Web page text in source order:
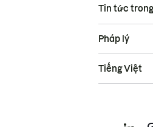
Tin tức
Pháp lý
Tiếng Việt